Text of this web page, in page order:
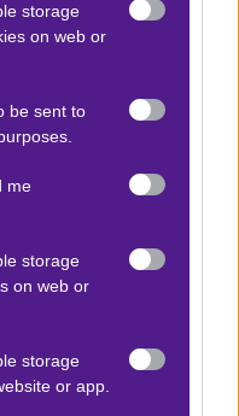
storage
on web or
be sent to
me
storage
on web or
storage
or app.
+22.80